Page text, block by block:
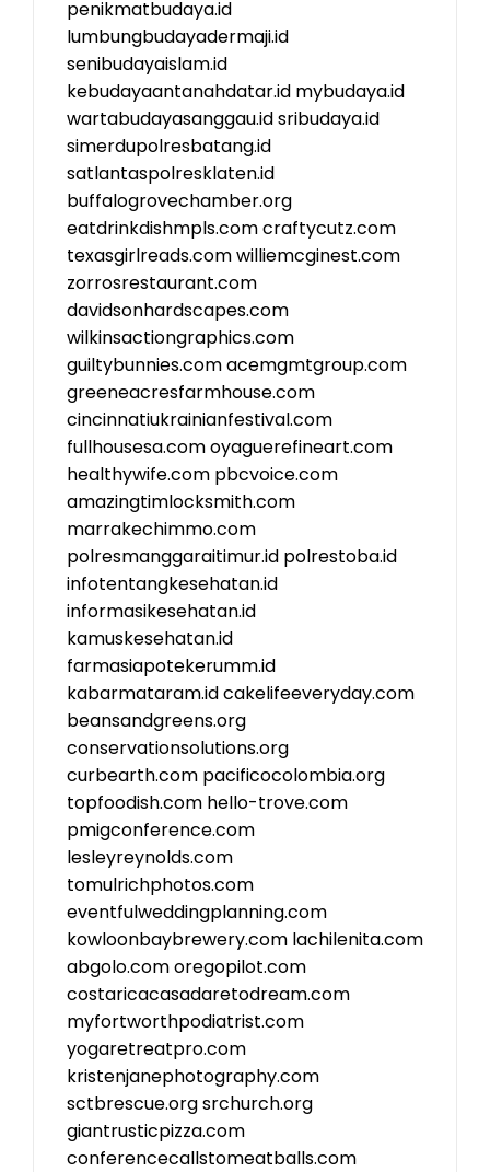
penikmatbudaya.id
lumbungbudayadermaji.id
senibudayaislam.id
kebudayaantanahdatar.id mybudaya.id
wartabudayasanggau.idsribudaya.id
simerdupolresbatang.id
satlantaspolresklaten.id
buffalogrovechamber.org
eatdrinkdishmpls.comcraftycutz.com
texasgirlreads.comwilliemcginest.com
zorrosrestaurant.com
davidsonhardscapes.com
wilkinsactiongraphics.com
guiltybunnies.comacemgmtgroup.com
greeneacresfarmhouse.com
cincinnatiukrainianfestival.com
fullhousesa.comoyaguerefineart.com
healthywife.com pbcvoice.com
amazingtimlocksmith.com
marrakechimmo.com
polresmanggaraitimur.id polrestoba.id
infotentangkesehatan.id
informasikesehatan.id
kamuskesehatan.id
farmasiapotekerumm.id
kabarmataram.idcakelifeeveryday.com
beansandgreens.org
conservationsolutions.org
curbearth.com pacificocolombia.org
topfoodish.com hello-trove.com
pmigconference.com
lesleyreynolds.com
tomulrichphotos.com
eventfulweddingplanning.com
kowloonbaybrewery.com lachilenita.com
abgolo.comoregopilot.com
costaricacasadaretodream.com
myfortworthpodiatrist.com
yogaretreatpro.com
kristenjanephotography.com
sctbrescue.orgsrchurch.org
giantrusticpizza.com
conferencecallstomeatballs.com